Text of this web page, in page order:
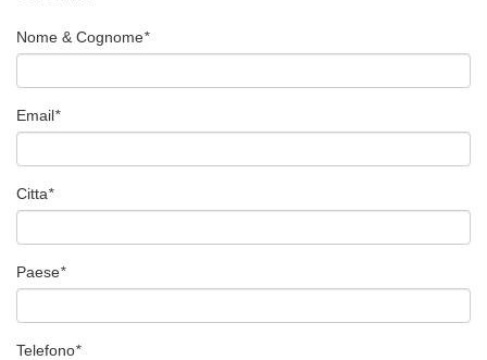
Nome & Cognome*
Email*
Citta*
Paese*
Telefono*